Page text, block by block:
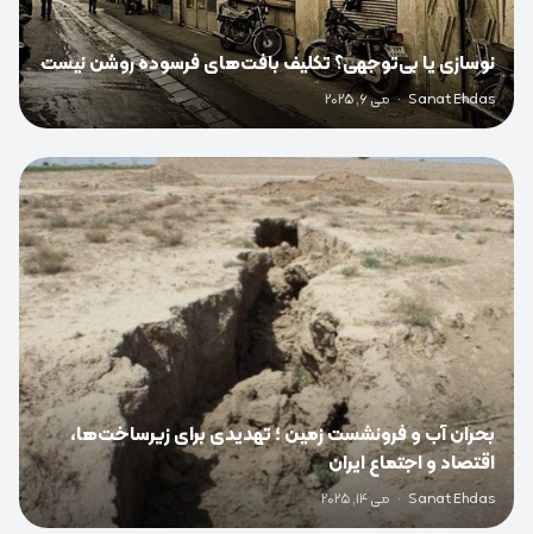
نوسازی یا بی‌توجهی؟ تکلیف بافت‌های فرسوده روشن نیست
Sanat Ehdas
· می 6, 2025
0
بحران آب و فرونشست زمین ؛ تهدیدی برای زیرساخت‌ها،
اقتصاد و اجتماع ایران
Sanat Ehdas
· می 14, 2025